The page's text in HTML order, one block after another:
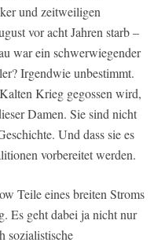
und zeitweiligen
vor acht Jahren starb –
war ein schwerwiegender
Irgendwie unbestimmt.
Krieg gegossen wird,
Damen. Sie sind nicht
Und dass sie es
vorbereitet werden.
Teile eines breiten Stroms
Es geht dabei ja nicht nur
sozialistische